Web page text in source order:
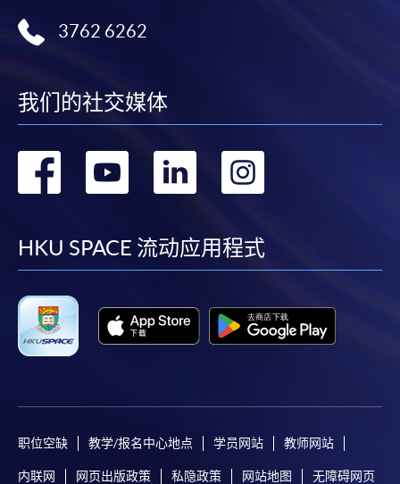
3762 6262
我们的社交媒体
转
facebook
转
youtube
转
linkedin
转
HKU SPACE 流动应用程式
职位空缺 教学/报名中心地点 学员网站 教师网站
内联网 网页出版政策 私隐政策 网站地图 无障碍网页